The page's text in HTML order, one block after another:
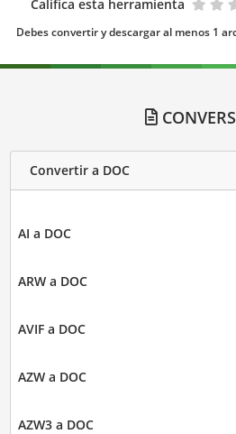
Califica esta herramienta
Debes convertir y descargar al menos 1
Convertir a DOC
AI a DOC
ARW a DOC
AVIF a DOC
AZW a DOC
AZW3 a DOC